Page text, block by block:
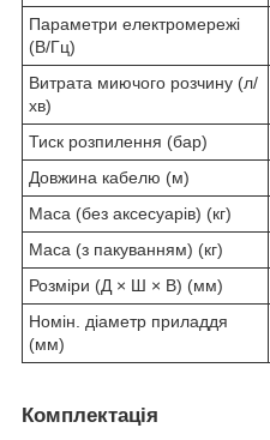
Параметри електромережі
(В/Гц)
Витрата миючого розчину (л/
хв)
Тиск розпилення (бар)
Довжина кабелю (м)
Маса (без аксесуарів) (кг)
Маса (з пакуванням) (кг)
Розміри (Д × Ш × В) (мм)
Номін. діаметр приладдя
(мм)
Комплектація